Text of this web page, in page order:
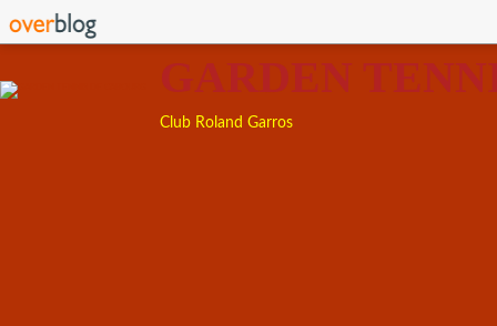
GARDEN
Club Roland Garros